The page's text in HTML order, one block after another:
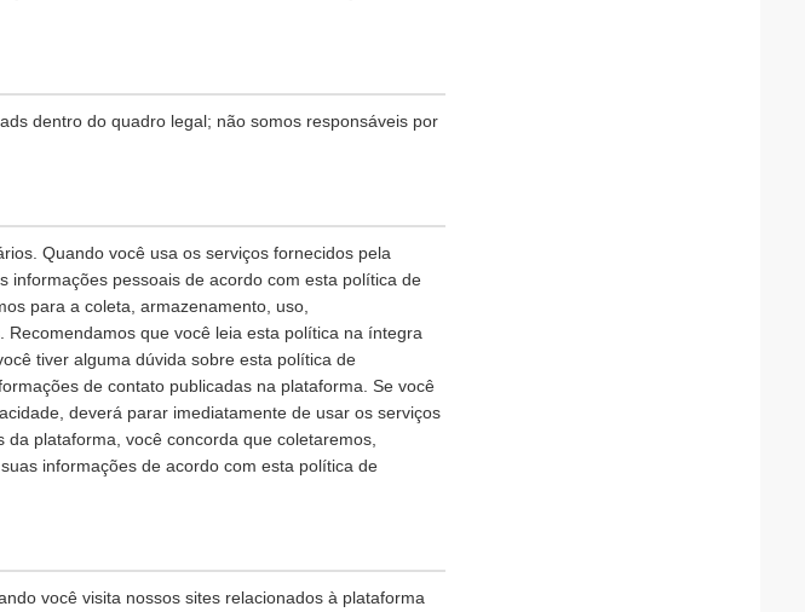
dentro do quadro legal; não somos responsáveis por
Quando você usa os serviços fornecidos pela
informações pessoais de acordo com esta política de
para a coleta, armazenamento, uso,
que você leia esta política na íntegra
tiver alguma dúvida sobre esta política de
de contato publicadas na plataforma. Se você
deverá parar imediatamente de usar os serviços
plataforma, você concorda que coletaremos,
informações de acordo com esta política de
você visita nossos sites relacionados à plataforma